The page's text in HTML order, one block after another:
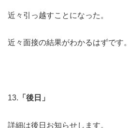
近々引っ越すことになった。
近々面接の結果がわかるはずです。
13. 「後日」
詳細は後日お知らせします。